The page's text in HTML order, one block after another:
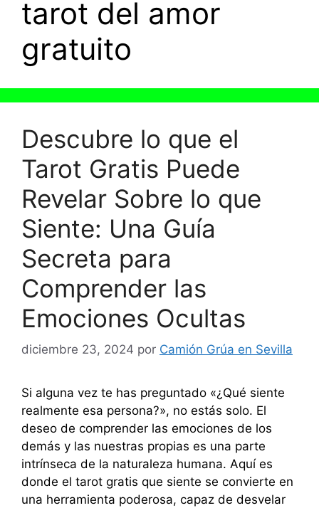
tarot del amor
gratuito
Descubre lo que el
Tarot Gratis Puede
Revelar Sobre lo que
Siente: Una Guía
Secreta para
Comprender las
Emociones Ocultas
diciembre 23, 2024 por Camión Grúa en Sevilla
Si alguna vez te has preguntado «¿Qué siente
realmente esa persona?», no estás solo. El
deseo de comprender las emociones de los
demás y las nuestras propias es una parte
intrínseca de la naturaleza humana. Aquí es
donde el tarot gratis que siente se convierte en
una herramienta poderosa, capaz de desvelar